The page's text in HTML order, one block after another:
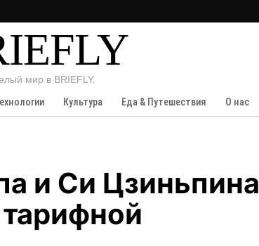
мир в BRIEFLY.
Культура Еда & Путешествия О нас
и Си Цзиньпина